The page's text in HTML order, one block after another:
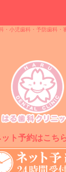
・小児歯科・予防歯科・
ト予約はこち